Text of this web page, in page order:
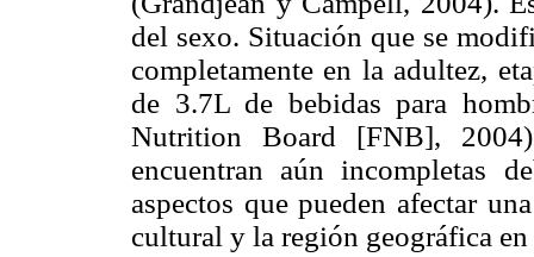
del sexo. Situación que se
completamente en la adultez,
de 3.7L de bebidas para
Nutrition Board [FNB],
encuentran aún incompletas
aspectos que pueden afectar
cultural y la región geográfica